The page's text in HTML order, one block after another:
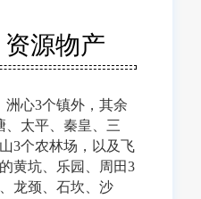
资源物产
洲心3个镇外，其余
、太平、秦皇、三
3个农林场，以及飞
黄坑、乐园、周田3
龙颈、石坎、沙